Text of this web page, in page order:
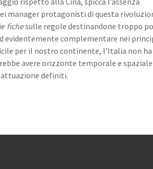
manager protagonisti di questa
fichesulle regole destinandone troppo
evidentemente complementare nei
per il nostro continente, l’Italia non ha
avere orizzonte temporale e spaziale
definiti.